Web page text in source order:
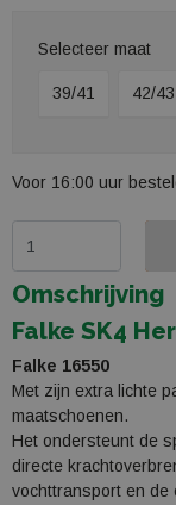
Selecteer maat
39/41 42/43
Voor 16:00 uur
Omschrijving
Falke SK4
Falke 16550
Met zijn extra lichte
maatschoenen.
Het ondersteunt de
directe
vochttransport en de